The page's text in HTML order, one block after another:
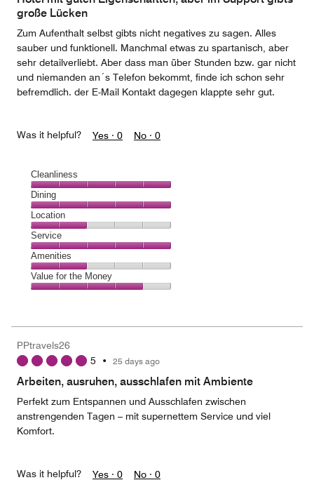
5
große Lücken
Zum Aufenthalt selbst gibts nicht negatives zu sagen. Alles
sauber und funktionell. Manchmal etwas zu spartanisch, aber
sehr detailverliebt. Aber dass man über Stunden bzw. gar nicht
und niemanden an´s Telefon bekommt, finde ich schon sehr
befremdlich. der E-Mail Kontakt dagegen klappte sehr gut.
Was it helpful? Yes · 0 No · 0
Cleanliness
Cleanliness,
5
out
of
5
Dining
Dining,
5
out
of
5
Location
Location,
2
out
of
5
Service
Service,
5
out
Amenities
Amenities,
2
5
Value for the Money
4
out
PPtravels26
5 • 25 days ago
Arbeiten, ausruhen, ausschlafen mit Ambiente
Perfekt zum Entspannen und Ausschlafen zwischen
anstrengenden Tagen – mit supernettem Service und viel
Komfort.
Was it helpful? Yes · 0 No · 0